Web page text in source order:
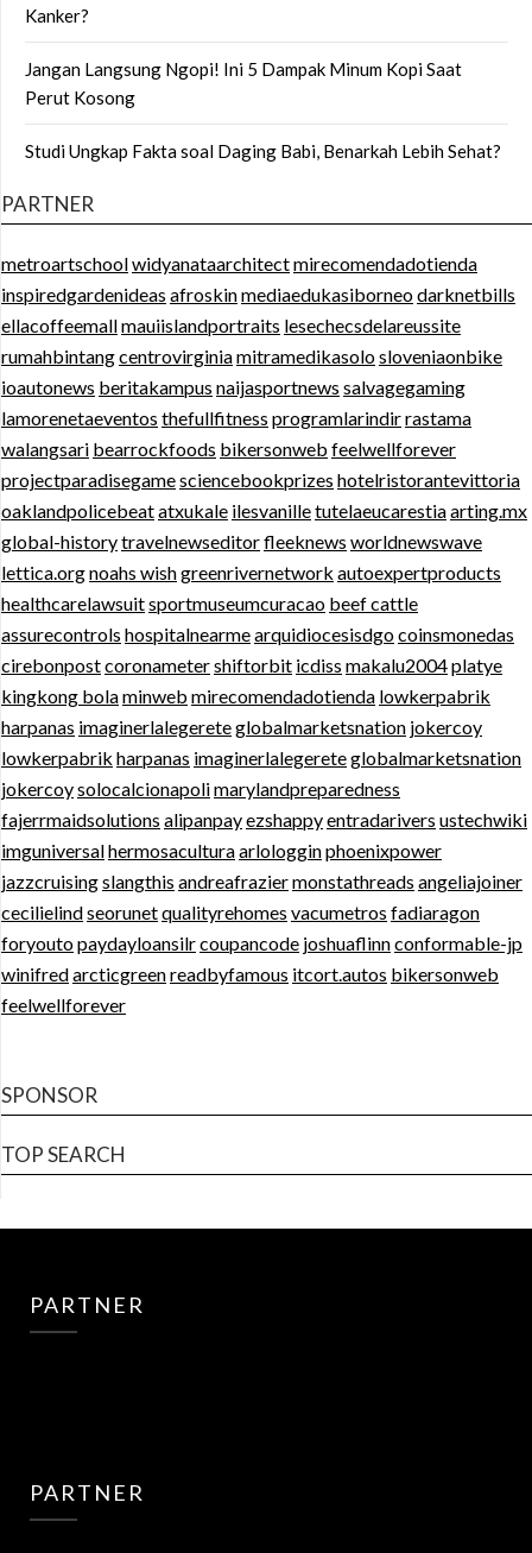
Kanker?
Jangan Langsung Ngopi! Ini 5 Dampak Minum Kopi Saat
Perut Kosong
Studi Ungkap Fakta soal Daging Babi, Benarkah Lebih Sehat?
PARTNER
metroartschoolwidyanataarchitectmirecomendadotienda
inspiredgardenideas afroskinmediaedukasiborneodarknetbills
ellacoffeemallmauiislandportraits lesechecsdelareussite
rumahbintangcentrovirginiamitramedikasolosloveniaonbike
ioautonews beritakampus naijasportnews salvagegaming
lamorenetaeventos thefullfitness programlarindirrastama
walangsari bearrockfoods bikersonweb feelwellforever
projectparadisegamesciencebookprizes hotelristorantevittoria
oaklandpolicebeatatxukale ilesvanilletutelaeucarestiaarting.mx
global-historytravelnewseditorfleeknews worldnewswave
lettica.orgnoahs wishgreenrivernetwork autoexpertproducts
healthcarelawsuitsportmuseumcuracao beef cattle
assurecontrols hospitalnearmearquidiocesisdgocoinsmonedas
cirebonpostcoronametershiftorbit icdiss makalu2004platye
kingkong bolaminweb mirecomendadotienda lowkerpabrik
harpanas imaginerlalegereteglobalmarketsnation jokercoy
lowkerpabrik harpanas imaginerlalegereteglobalmarketsnation
jokercoysolocalcionapolimarylandpreparedness
fajerrmaidsolutions alipanpayezshappyentradarivers ustechwiki
imguniversalhermosaculturaarlologginphoenixpower
jazzcruisingslangthis andreafraziermonstathreads angeliajoiner
cecilielindseorunetqualityrehomes vacumetros fadiaragon
foryoutopaydayloansilrcoupancode joshuaflinnconformable-jp
winifredarcticgreenreadbyfamous itcort.autos bikersonweb
feelwellforever
SPONSOR
TOP SEARCH
PARTNER
PARTNER